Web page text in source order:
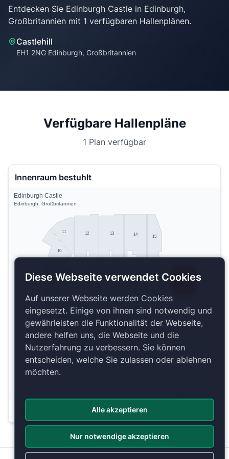
Entdecken Sie Edinburgh Castle in Edinburgh,
Castlehill
EH1 2NG Edinburgh, Großbritannien
Verfügbare Hallenpläne
1 Plan verfügbar
Innenraum bestuhlt
15
14
13
12
2
4
5
7
10
11
6
Edinburgh Castle
Edinburgh, Großbritannien
Plan anzeigen
Diese Webseite verwendet Cookies
Auf unserer Webseite werden Cookies
eingesetzt. Einige von ihnen sind notwendig und
gewährleisten die Funktionalität der Webseite,
andere helfen uns, die Webseite und die
Nutzerfahrung zu verbessern. Sie können
entscheiden, welche Sie zulassen oder ablehnen
möchten.
Alle akzeptieren
Nur notwendige akzeptieren